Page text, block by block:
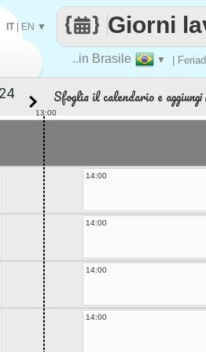
..in Brasile ▼ |
Giorni
IT|EN ▼
Sfoglia il calendario e
13:00
14:00
14:00
14:00
14:00